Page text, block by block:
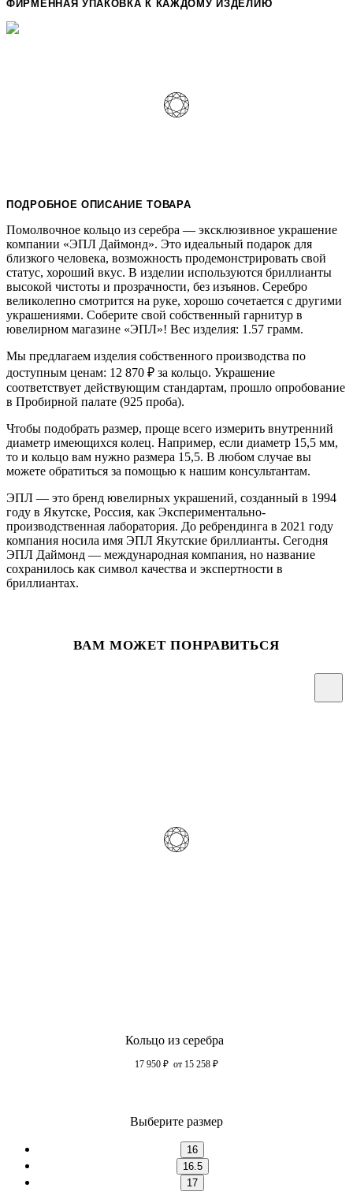
ФИРМЕННАЯ УПАКОВКА К КАЖДОМУ ИЗДЕЛИЮ
ПОДРОБНОЕ ОПИСАНИЕ ТОВАРА
Помолвочное кольцо из серебра — эксклюзивное украшение
компании «ЭПЛ Даймонд». Это идеальный подарок для
близкого человека, возможность продемонстрировать свой
статус, хороший вкус. В изделии используются бриллианты
высокой чистоты и прозрачности, без изъянов. Серебро
великолепно смотрится на руке, хорошо сочетается с другими
украшениями. Соберите свой собственный гарнитур в
ювелирном магазине «ЭПЛ»! Вес изделия: 1.57 грамм.
Мы предлагаем изделия собственного производства по
доступным ценам: 12 870 ₽ за кольцо. Украшение
соответствует действующим стандартам, прошло опробование
в Пробирной палате (925 проба).
Чтобы подобрать размер, проще всего измерить внутренний
диаметр имеющихся колец. Например, если диаметр 15,5 мм,
то и кольцо вам нужно размера 15,5. В любом случае вы
можете обратиться за помощью к нашим консультантам.
ЭПЛ — это бренд ювелирных украшений, созданный в 1994
году в Якутске, Россия, как Экспериментально-
производственная лаборатория. До ребрендинга в 2021 году
компания носила имя ЭПЛ Якутские бриллианты. Сегодня
ЭПЛ Даймонд — международная компания, но название
сохранилось как символ качества и экспертности в
бриллиантах.
ВАМ МОЖЕТ ПОНРАВИТЬСЯ
Кольцо из серебра
17 950 ₽ от 15 258 ₽
Выберите размер
16
16.5
17